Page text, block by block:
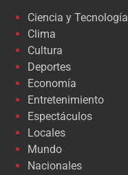
Ciencia y Tecnología
Clima
Cultura
Deportes
Economía
Entretenimiento
Espectáculos
Locales
Mundo
Nacionales